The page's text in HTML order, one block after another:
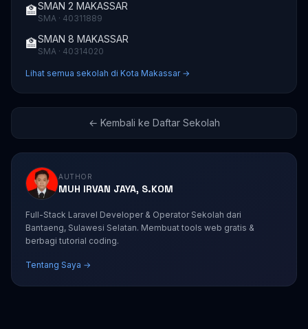
🏫SMAN 2 MAKASSAR
SMA · 40311889
🏫SMAN 8 MAKASSAR
SMA · 40314020
Lihat semua sekolah di Kota Makassar →
← Kembali ke Daftar Sekolah
AUTHOR
MUH IRVAN JAYA, S.KOM
Full-Stack Laravel Developer & Operator Sekolah dari
Bantaeng, Sulawesi Selatan. Membuat tools web gratis &
berbagi tutorial coding.
Tentang Saya →